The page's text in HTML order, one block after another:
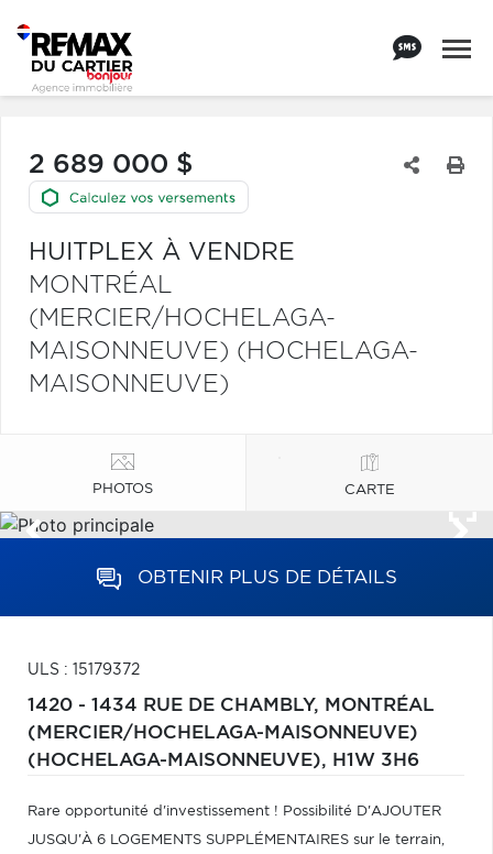
2 689 000 $
HUITPLEX À VENDRE
MONTRÉAL
(MERCIER/HOCHELAGA-
MAISONNEUVE) (HOCHELAGA-
MAISONNEUVE)
PHOTOS CARTE
OBTENIR PLUS DE DÉTAILS
ULS : 15179372
1420 - 1434 RUE DE CHAMBLY, MONTRÉAL
(MERCIER/HOCHELAGA-MAISONNEUVE)
(HOCHELAGA-MAISONNEUVE), H1W 3H6
Rare opportunité d'investissement ! Possibilité D'AJOUTER
JUSQU'À 6 LOGEMENTS SUPPLÉMENTAIRES sur le terrain,